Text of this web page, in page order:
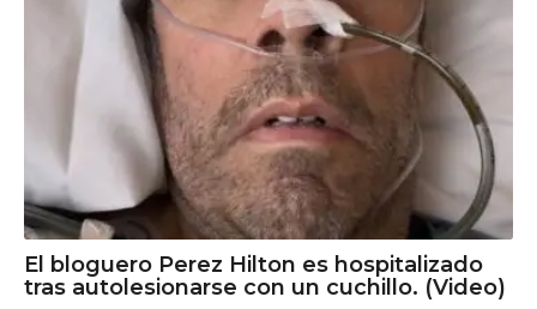
El bloguero Perez Hilton es hospitalizado
tras autolesionarse con un cuchillo. (Video)